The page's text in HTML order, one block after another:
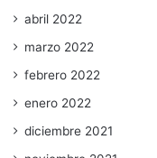
abril 2022
marzo 2022
febrero 2022
enero 2022
diciembre 2021